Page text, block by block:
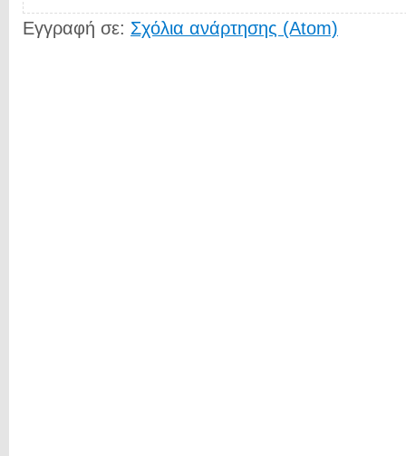
Εγγραφή σε: Σχόλια ανάρτησης (Atom)